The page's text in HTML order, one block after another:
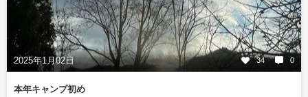
2025年1月02日 34 0
本年キャンプ初め